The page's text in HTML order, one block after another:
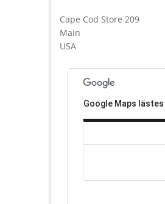
Cape Cod Store 209
Main
USA
Google Maps